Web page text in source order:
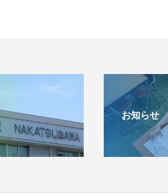
お知らせ